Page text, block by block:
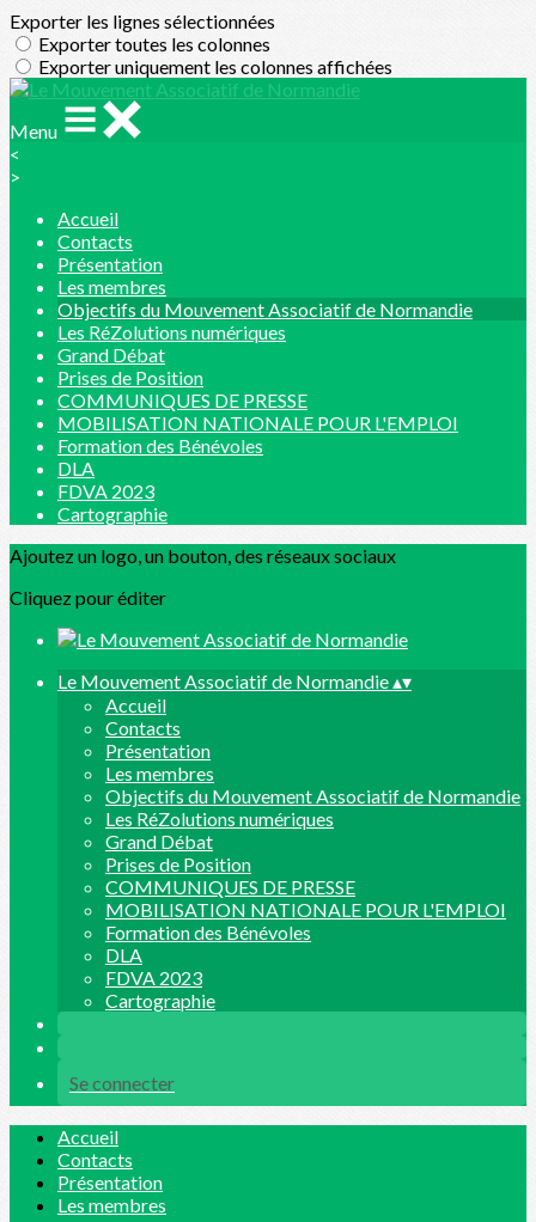
Exporter les lignes sélectionnées
Exporter toutes les colonnes
Exporter uniquement les colonnes affichées
Menu
<
>
Accueil
Contacts
Présentation
Les membres
Objectifs du Mouvement Associatif de Normandie
Les RéZolutions numériques
Grand Débat
Prises de Position
COMMUNIQUES DE PRESSE
MOBILISATION NATIONALE POUR L'EMPLOI
Formation des Bénévoles
DLA
FDVA 2023
Cartographie
Ajoutez un logo, un bouton, des réseaux sociaux
Cliquez pour éditer
Le Mouvement Associatif de Normandie▴▾
Accueil
Contacts
Présentation
Les membres
Objectifs du Mouvement Associatif de Normandie
Les RéZolutions numériques
Grand Débat
Prises de Position
COMMUNIQUES DE PRESSE
MOBILISATION NATIONALE POUR L'EMPLOI
Formation des Bénévoles
DLA
FDVA 2023
Cartographie
Se connecter
Accueil
Contacts
Présentation
Les membres